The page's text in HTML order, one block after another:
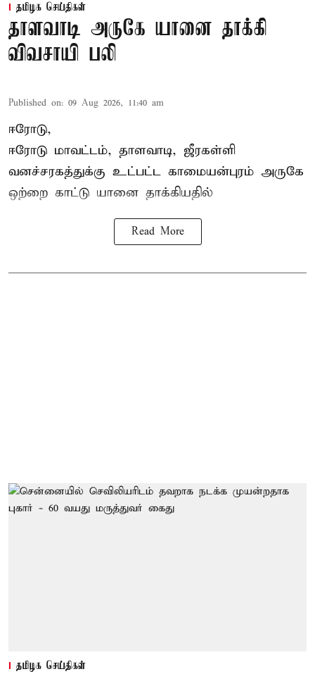
தமிழக செய்திகள்
தாளவாடி அருகே யானை தாக்கி
விவசாயி பலி
Published on: 09 Aug 2026, 11:40 am
ஈரோடு,
ஈரோடு மாவட்டம், தாளவாடி, ஜீரகள்ளி
வனச்சரகத்துக்கு உட்பட்ட காமையன்புரம் அருகே
ஒற்றை காட்டு யானை தாக்கியதில்
Read More
தமிழக செய்திகள்